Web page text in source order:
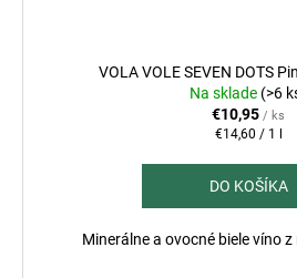
VOLA VOLE SEVEN DOTS
Na sklade (>6
€10,95 / ks
Jednotková
€14,60 / 1 l
DO KOŠÍKA
Minerálne a ovocné biele víno